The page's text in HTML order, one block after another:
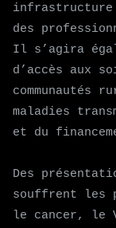
des
Il s’agira
d’accès aux
maladies
et du
Des
souffrent les
le cancer, le